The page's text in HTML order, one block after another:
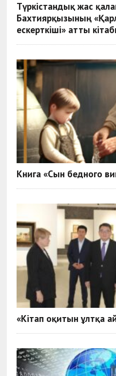
Түркістандық жас
Бахтиярқызының
ескерткіші» атты
Книга «Сын бедного
«Кітап оқитын ұлтқа